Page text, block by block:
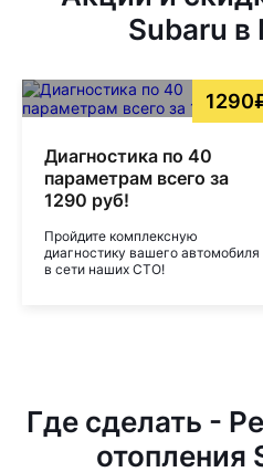
Subaru
Диагностика по 40
параметрам всего за
1290 руб!
Пройдите комплексную
диагностику вашего автомобиля
в сети наших СТО!
Где сделать -
отопления